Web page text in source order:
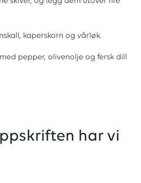
kaperskorn og vårløk.
pepper, olivenolje og fersk dill
har vi